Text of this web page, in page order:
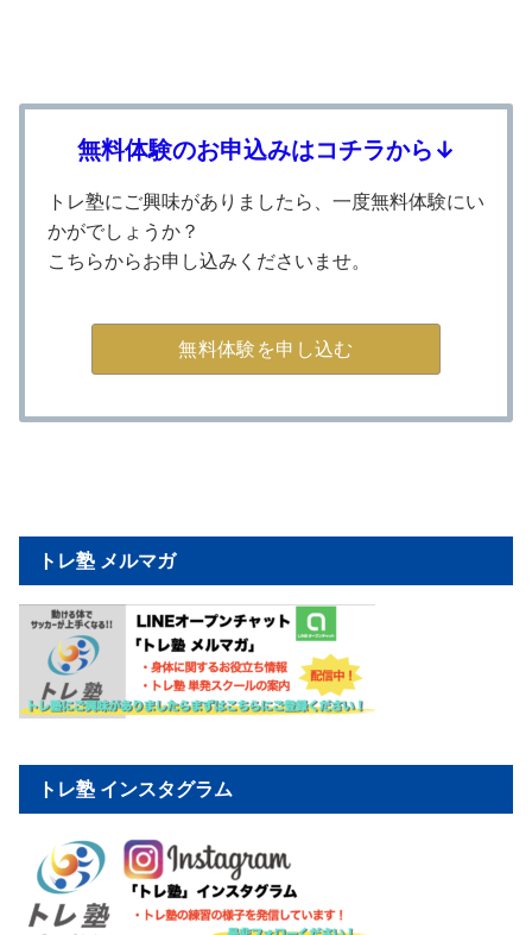
無料体験のお申込みはコチラから↓
トレ塾にご興味がありましたら、一度無料体験にい
かがでしょうか？
こちらからお申し込みくださいませ。
無料体験を申し込む
トレ塾 メルマガ
トレ塾 インスタグラム